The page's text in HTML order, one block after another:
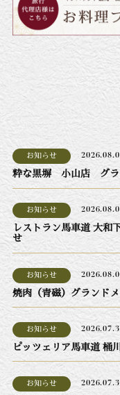
お知らせ
粋な黒塀 小山店 グラ
お知らせ
レストラン馬車道 大
せ
お知らせ
焼肉（青磁）グランド
お知らせ
ピッツェリア馬車道
お知らせ